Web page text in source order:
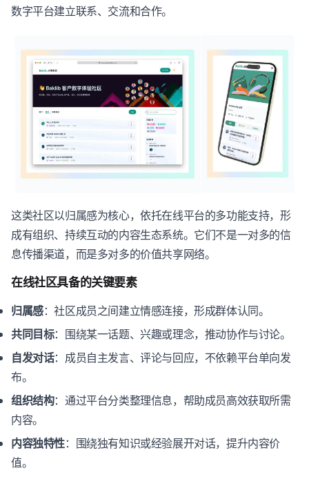
数字平台建立联系、交流和合作。
这类社区以归属感为核心，依托在线平台的多功能支持，形
成有组织、持续互动的内容生态系统。它们不是一对多的信
息传播渠道，而是多对多的价值共享网络。
在线社区具备的关键要素
归属感：社区成员之间建立情感连接，形成群体认同。
共同目标：围绕某一话题、兴趣或理念，推动协作与讨论。
自发对话：成员自主发言、评论与回应，不依赖平台单向发
布。
组织结构：通过平台分类整理信息，帮助成员高效获取所需
内容。
内容独特性：围绕独有知识或经验展开对话，提升内容价
值。